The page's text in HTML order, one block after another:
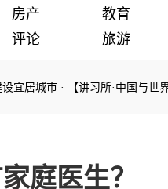
房产 教育
评论 旅游
·【讲习所·中国与世界】习近
庭医生？